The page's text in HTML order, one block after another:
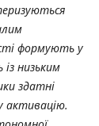
формують у
низьким
здатні
активацію.